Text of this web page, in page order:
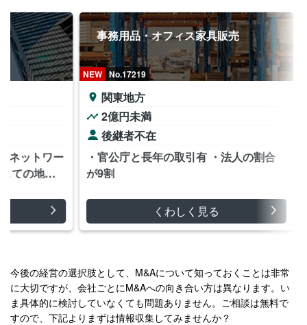
ネットワー
ての地域
NEW No.17219
事務用品・オフィス家具販売
関東地方
2億円未満
後継者不在
・官公庁と長年の取引有 ・法人の割合
が9割
くわしく見る
今後の経営の選択肢として、M&Aについて知っておくことは非常
に大切ですが、会社ごとにM&Aへの向き合い方は異なります。い
ま具体的に検討していなくても問題ありません。ご相談は無料で
すので、下記よりまずは情報収集してみませんか？